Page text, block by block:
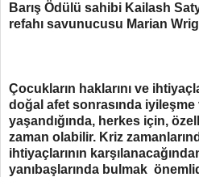
Barış Ödülü sahibi Kailash
refahı savunucusu Marian
Çocukların haklarını ve
doğal afet sonrasında
yaşandığında, herkes için,
zaman olabilir. Kriz
ihtiyaçlarının
yanıbaşlarında bulmak